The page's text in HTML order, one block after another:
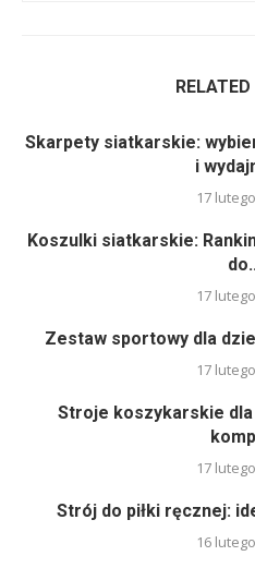
Skarpety siatkarskie:
i
17
Koszulki siatkarskie:
17
Zestaw sportowy dla
17
Stroje koszykarskie
17
Strój do piłki ręcznej:
16